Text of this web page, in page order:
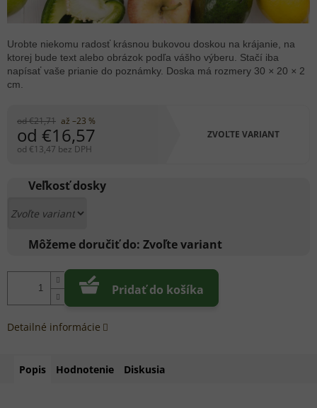
od €21,71 až –23 %
od €16,57
od €13,47 bez DPH
cena:
ZVOĽTE VARIANT
Veľkosť dosky
Môžeme doručiť do: Zvoľte variant
Pridať do košíka
Urobte niekomu radosť krásnou bukovou doskou na krájanie, na
ktorej bude text alebo obrázok podľa vášho výberu. Stačí iba
napísať vaše prianie do poznámky. Doska má rozmery 30 × 20 × 2
cm.
Detailné informácie
Popis Hodnotenie Diskusia